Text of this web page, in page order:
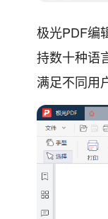
极光PDF编
持数十种语
满足不同用